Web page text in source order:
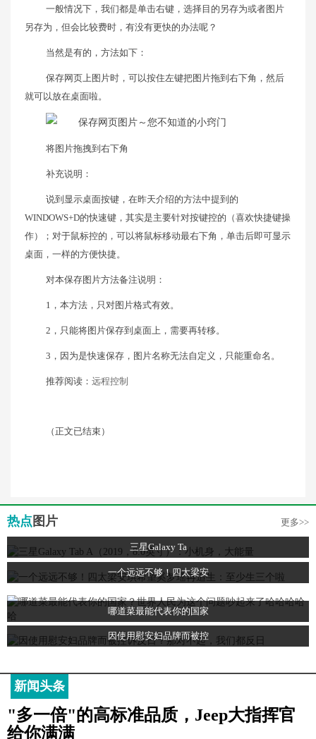
一般情况下，我们都是单击右键，选择目的另存为或者图片
另存为，但会比较费时，有没有更快的办法呢？
当然是有的，方法如下：
保存网页上图片时，可以按住左键把图片拖到右下角，然后
就可以放在桌面啦。
将图片拖拽到右下角
补充说明：
说到显示桌面按键，在昨天介绍的方法中提到的
WINDOWS+D的快速键，其实是主要针对按键控的（喜欢快捷键操
作）；对于鼠标控的，可以将鼠标移动最右下角，单击后即可显示
桌面，一样的方便快捷。
对本保存图片方法备注说明：
1，本方法，只对图片格式有效。
2，只能将图片保存到桌面上，需要再转移。
3，因为是快速保存，图片名称无法自定义，只能重命名。
推荐阅读： 远程控制
（正文已结束）
热点 图片 更多>>
三星Galaxy Ta
一个远远不够！四太梁安
哪道菜最能代表你的国家
因使用慰安妇品牌而被控
新闻头条
"多一倍"的高标准品质，Jeep大指挥官
给你满满